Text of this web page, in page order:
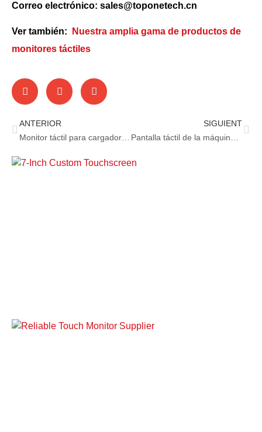
Correo electrónico: sales@toponetech.cn
Ver también:
Nuestra amplia gama de productos de
monitores táctiles
ANTERIOR
SIGUIENT